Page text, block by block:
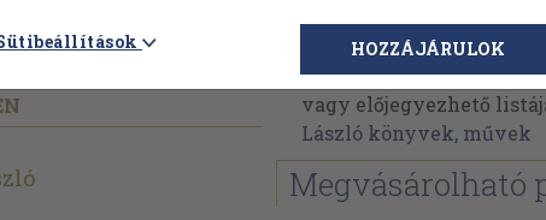
Fábián László
Fábián László
vagy előjegyezhető
László könyvek, művek
Megvásárolható
HOZZÁJÁRULOK